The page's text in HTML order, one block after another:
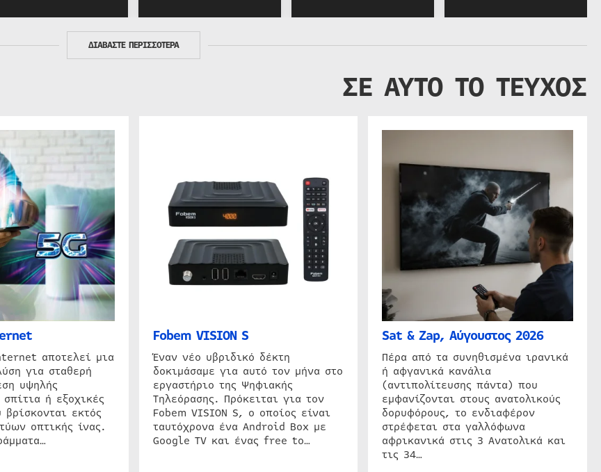
ΔΙΑΒΑΣΤΕ ΠΕΡΙΣΣΟΤΕΡΑ
ΣΕ ΑΥΤΟ ΤΟ ΤΕΥΧΟΣ
αποτελεί μια
για σταθερή
υψηλής
ή εξοχικές
βρίσκονται εκτός
οπτικής ίνας.
Fobem VISION S
Έναν νέο υβριδικό δέκτη
δοκιμάσαμε για αυτό τον μήνα στο
εργαστήριο της Ψηφιακής
Τηλεόρασης. Πρόκειται για τον
Fobem VISION S, ο οποίος είναι
ταυτόχρονα ένα Android Box με
Google TV και ένας free to…
Sat & Zap, Αύγουστος 2026
Πέρα από τα συνηθισμένα ιρανικά
ή αφγανικά κανάλια
(αντιπολίτευσης πάντα) που
εμφανίζονται στους ανατολικούς
δορυφόρους, το ενδιαφέρον
στρέφεται στα γαλλόφωνα
αφρικανικά στις 3 Ανατολικά και
τις 34…